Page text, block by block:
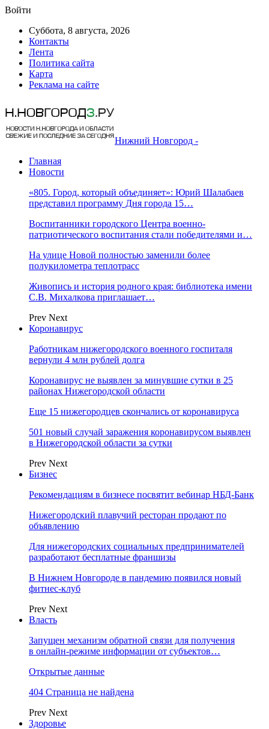
Войти
Суббота, 8 августа, 2026
Контакты
Лента
Политика сайта
Карта
Реклама на сайте
Нижний Новгород -
Главная
Новости
«805. Город, который объединяет»: Юрий Шалабаев
представил программу Дня города 15…
Воспитанники городского Центра военно-
патриотического воспитания стали победителями и…
На улице Новой полностью заменили более
полукилометра теплотрасс
Живопись и история родного края: библиотека имени
С.В. Михалкова приглашает…
Prev Next
Коронавирус
Работникам нижегородского военного госпиталя
вернули 4 млн рублей долга
Коронавирус не выявлен за минувшие сутки в 25
районах Нижегородской области
Еще 15 нижегородцев скончались от коронавируса
501 новый случай заражения коронавирусом выявлен
в Нижегородской области за сутки
Prev Next
Бизнес
Рекомендациям в бизнесе посвятит вебинар НБД-Банк
Нижегородский плавучий ресторан продают по
объявлению
Для нижегородских социальных предпринимателей
разработают бесплатные франшизы
В Нижнем Новгороде в пандемию появился новый
фитнес-клуб
Prev Next
Власть
Запущен механизм обратной связи для получения
в онлайн-режиме информации от субъектов…
Открытые данные
404 Страница не найдена
Prev Next
Здоровье